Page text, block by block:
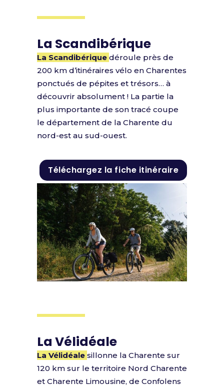
La Scandibérique
La Scandibérique déroule près de
200 km d’itinéraires vélo en Charentes
ponctués de pépites et trésors… à
découvrir absolument ! La partie la
plus importante de son tracé coupe
le département de la Charente du
nord-est au sud-ouest.
Téléchargez la fiche itinéraire
La Vélidéale
La Vélidéale sillonne la Charente sur
120 km sur le territoire Nord Charente
et Charente Limousine, de Confolens